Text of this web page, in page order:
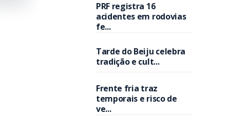
PRF registra 16
acidentes em rodovias
fe...
Tarde do Beiju celebra
tradição e cult...
Frente fria traz
temporais e risco de
ve...